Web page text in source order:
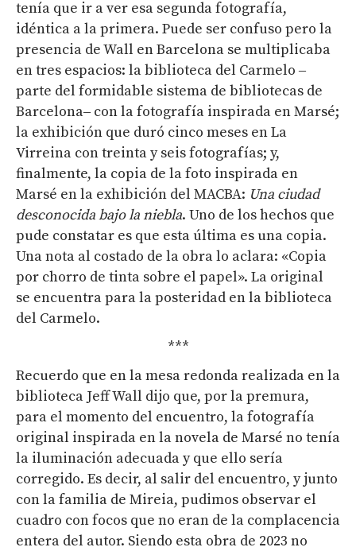
tenía que ir a ver esa segunda fotografía,
idéntica a la primera. Puede ser confuso pero la
presencia de Wall en Barcelona se multiplicaba
en tres espacios: la biblioteca del Carmelo‒
parte del formidable sistema de bibliotecas de
Barcelona‒ con la fotografía inspirada en Marsé;
la exhibición que duró cinco meses en La
Virreina con treinta y seis fotografías; y,
finalmente, la copia de la foto inspirada en
Marsé en la exhibición del MACBA: Una ciudad
desconocida bajo la niebla. Uno de los hechos que
pude constatar es que esta última es una copia.
Una nota al costado de la obra lo aclara: «Copia
por chorro de tinta sobre el papel». La original
se encuentra para la posteridad en la biblioteca
del Carmelo.
***
Recuerdo que en la mesa redonda realizada en la
biblioteca Jeff Wall dijo que, por la premura,
para el momento del encuentro, la fotografía
original inspirada en la novela de Marsé no tenía
la iluminación adecuada y que ello sería
corregido. Es decir, al salir del encuentro, y junto
con la familia de Mireia, pudimos observar el
cuadro con focos que no eran de la complacencia
entera del autor. Siendo esta obra de 2023 no